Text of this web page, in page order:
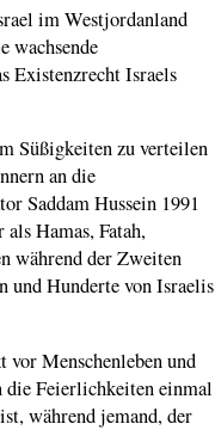
im Westjordanland
wachsende
Existenzrecht Israels
Süßigkeiten zu verteilen
an die
Saddam Hussein 1991
Hamas, Fatah,
während der Zweiten
und Hunderte von Israelis
vor Menschenleben und
die Feierlichkeiten einmal
während jemand, der